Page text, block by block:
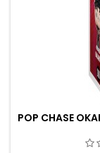
POP CHASE